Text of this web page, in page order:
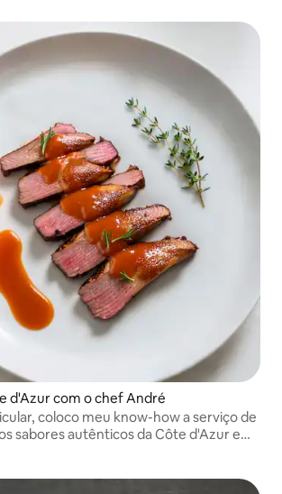
d'Azur com o chef André
coloco meu know-how a serviço de
sabores autênticos da Côte d'Azur em